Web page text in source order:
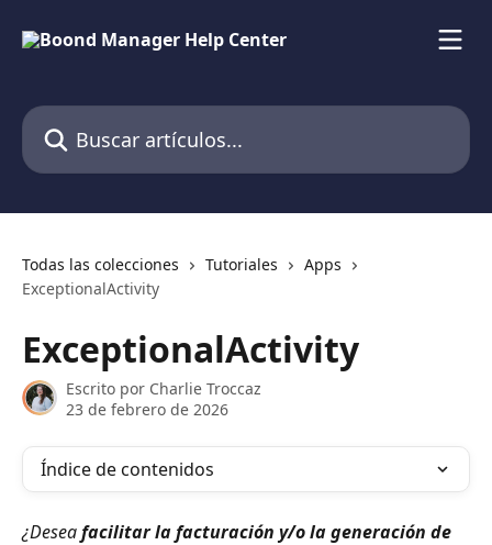
Buscar artículos...
Todas las colecciones Tutoriales
Apps
ExceptionalActivity
ExceptionalActivity
Escrito por Charlie Troccaz
23 de febrero de 2026
Índice de contenidos
¿Desea facilitar la facturación y/o la generación de